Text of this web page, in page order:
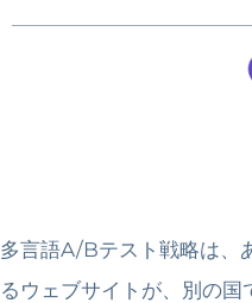
多言語A/Bテスト戦略は、
るウェブサイトが、別の